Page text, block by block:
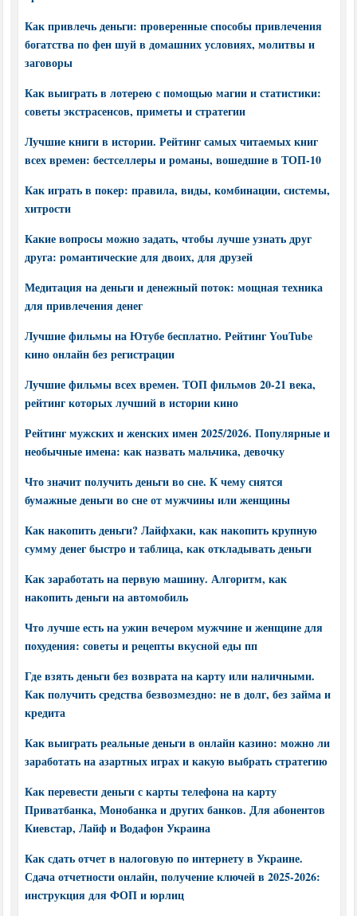
Как привлечь деньги: проверенные способы привлечения
богатства по фен шуй в домашних условиях, молитвы и
заговоры
Как выиграть в лотерею с помощью магии и статистики:
советы экстрасенсов, приметы и стратегии
Лучшие книги в истории. Рейтинг самых читаемых книг
всех времен: бестселлеры и романы, вошедшие в ТОП-10
Как играть в покер: правила, виды, комбинации, системы,
хитрости
Какие вопросы можно задать, чтобы лучше узнать друг
друга: романтические для двоих, для друзей
Медитация на деньги и денежный поток: мощная техника
для привлечения денег
Лучшие фильмы на Ютубе бесплатно. Рейтинг YouTube
кино онлайн без регистрации
Лучшие фильмы всех времен. ТОП фильмов 20-21 века,
рейтинг которых лучший в истории кино
Рейтинг мужских и женских имен 2025/2026. Популярные и
необычные имена: как назвать мальчика, девочку
Что значит получить деньги во сне. К чему снятся
бумажные деньги во сне от мужчины или женщины
Как накопить деньги? Лайфхаки, как накопить крупную
сумму денег быстро и таблица, как откладывать деньги
Как заработать на первую машину. Алгоритм, как
накопить деньги на автомобиль
Что лучше есть на ужин вечером мужчине и женщине для
похудения: советы и рецепты вкусной еды пп
Где взять деньги без возврата на карту или наличными.
Как получить средства безвозмездно: не в долг, без займа и
кредита
Как выиграть реальные деньги в онлайн казино: можно ли
заработать на азартных играх и какую выбрать стратегию
Как перевести деньги с карты телефона на карту
Приватбанка, Монобанка и других банков. Для абонентов
Киевстар, Лайф и Водафон Украина
Как сдать отчет в налоговую по интернету в Украине.
Сдача отчетности онлайн, получение ключей в 2025-2026:
инструкция для ФОП и юрлиц